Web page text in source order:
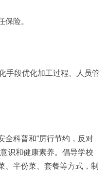
险。
段优化加工过程、人员管
科普和“厉行节约，反对
识和健康素养。倡导学校
、半份菜、套餐等方式，制